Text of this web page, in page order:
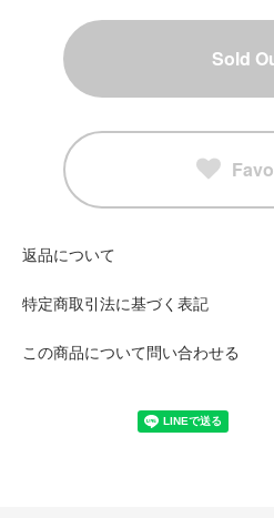
Sold
返品について
特定商取引法に基づく表記
この商品について問い合わせる